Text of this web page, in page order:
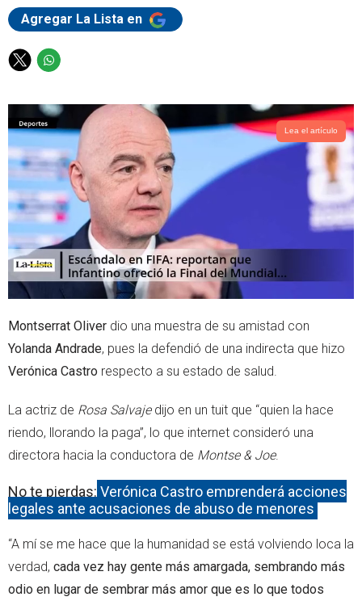
Agregar La Lista en
T
i
t
t
e
r
W
a
t
s
a
p
Lea el artículo
Montserrat Oliver dio una muestra de su amistad con
Yolanda Andrade, pues la defendió de una indirecta que hizo
Verónica Castro respecto a su estado de salud.
La actriz de Rosa Salvajedijo en un tuit que “quien la hace
riendo, llorando la paga”, lo que internet consideró una
directora hacia la conductora de Montse & Joe.
No te pierdas: Verónica Castro emprenderá acciones
legales ante acusaciones de abuso de menores
“A mí se me hace que la humanidad se está volviendo loca la
verdad, cada vez hay gente más amargada, sembrando más
odio en lugar de sembrar más amor que es lo que todos